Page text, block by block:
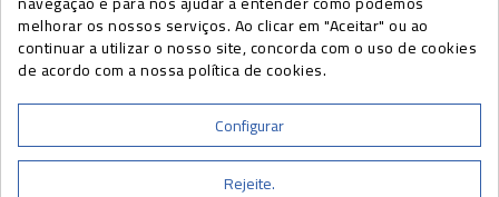
presente nas nossas newsletters.
melhorar os nossos serviços. Ao clicar em "Aceitar" ou ao
continuar a utilizar o nosso site, concorda com o uso de cookies
de acordo com a nossa política de cookies.
Configurar
Rejeite.